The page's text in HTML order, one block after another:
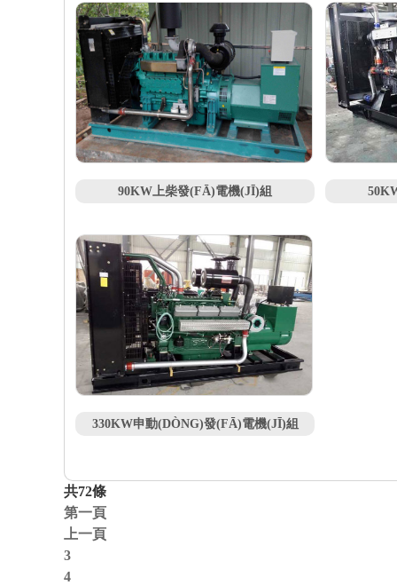
90KW上柴發(FĀ)電機(JĪ)組
330KW申動(DÒNG)發(FĀ)電機(JĪ)組
共72條
第一頁
上一頁
3
4